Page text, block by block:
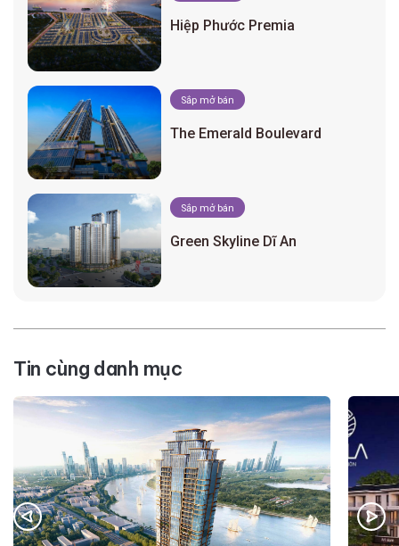
Hiệp Phước Premia
Sắp mở bán
The Emerald Boulevard
Sắp mở bán
Green Skyline Dĩ An
Tin cùng danh mục